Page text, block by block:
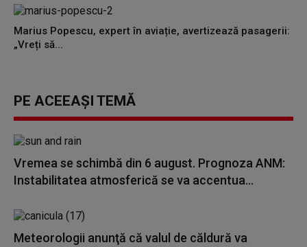
Marius Popescu, expert în aviație, avertizează pasagerii:
„Vreți să...
PE ACEEAȘI TEMĂ
Vremea se schimbă din 6 august. Prognoza ANM:
Instabilitatea atmosferică se va accentua...
Meteorologii anunţă că valul de căldură va